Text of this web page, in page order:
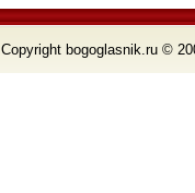
Copyright bogoglasnik.ru ©